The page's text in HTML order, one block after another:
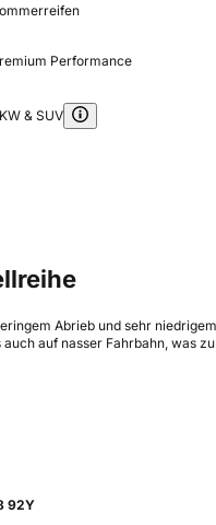
Performance
& SUV
Abrieb und sehr
auf nasser Fahrbahn, was
92Y